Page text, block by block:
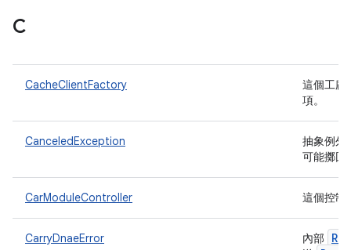
C
CacheClientFactory
這個工廠
項。
CanceledException
抽象例外
可能擲回
CarModuleController 這個控制
CarryDnaeError 內部